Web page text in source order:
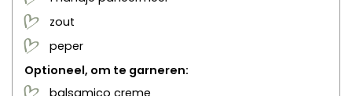
zout
peper
Optioneel, om te garneren: